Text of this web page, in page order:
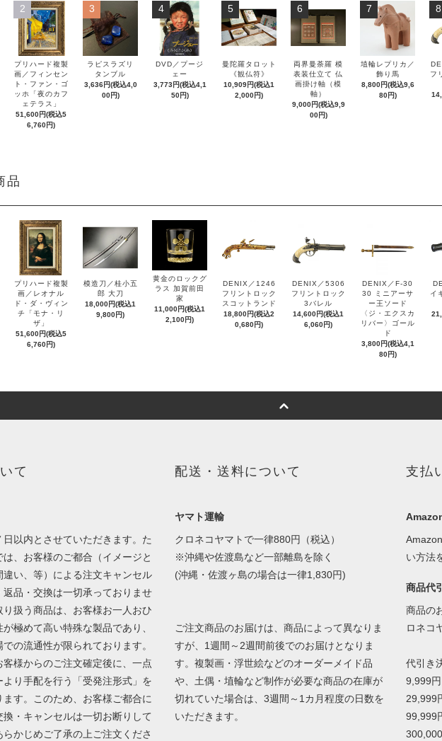
2
プリハード複製
画／フィンセン
ト・ファン・ゴ
ッホ「夜のカフ
ェテラス」
51,600円(税込5
6,760円)
3
ラピスラズリ
タンブル
3,636円(税込4,0
00円)
4
DVD／プージ
ェー
3,773円(税込4,1
50円)
5
曼陀羅タロット
《観仏符》
10,909円(税込1
2,000円)
6
両界曼荼羅 模
表装仕立て 仏
画掛け軸（模
軸）
9,000円(税込9,9
00円)
7
埴輪レプリカ／
飾り馬
8,800円(税込9,6
80円)
8
フ
品
プリハード複製
画／レオナル
ド・ダ・ヴィン
チ「モナ・リ
ザ」
51,600円(税込5
6,760円)
模造刀／桂小五
郎 大刀
18,000円(税込1
9,800円)
黄金のロックグ
ラス 加賀前田
家
11,000円(税込1
2,100円)
DENIX／1246
フリントロック
スコットランド
18,800円(税込2
0,680円)
DENIX／5306
フリントロック
3バレル
14,600円(税込1
6,060円)
DENIX／F-30
30 ミニアーサ
ー王ソード
〈ジ・エクスカ
リバー〉ゴール
ド
3,800円(税込4,1
80円)
イ
て
日以内とさせていただきます。た
は、お客様のご都合（イメージと
違い、等）による注文キャンセル
返品・交換は一切承っておりませ
り扱う商品は、お客様お一人おひ
極めて高い特殊な製品であり、
の流通性が限られております。
客様からのご注文確定後に、一点
より手配を行う「受発注形式」を
ます。このため、お客様ご都合に
換・キャンセルは一切お断りして
らかじめご了承の上ご注文くださ
配送・送料について
ヤマト運輸
クロネコヤマトで一律880円（税込）
※沖縄や佐渡島など一部離島を除く
(沖縄・佐渡ヶ島の場合は一律1,830円)
ご注文商品のお届けは、商品によって異なりま
すが、1週間～2週間前後でのお届けとなりま
す。複製画・浮世絵などのオーダーメイド品
や、土偶・埴輪など制作が必要な商品の在庫が
切れていた場合は、3週間～1カ月程度の日数を
いただきます。
支払
い方法
商品代
商品の
ロネコ
代引き
9,999
29,999
99,999